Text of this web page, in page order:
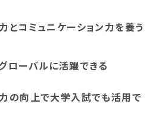
とコミュニケーション力を養う
ローバルに活躍できる
の向上で大学入試でも活用で